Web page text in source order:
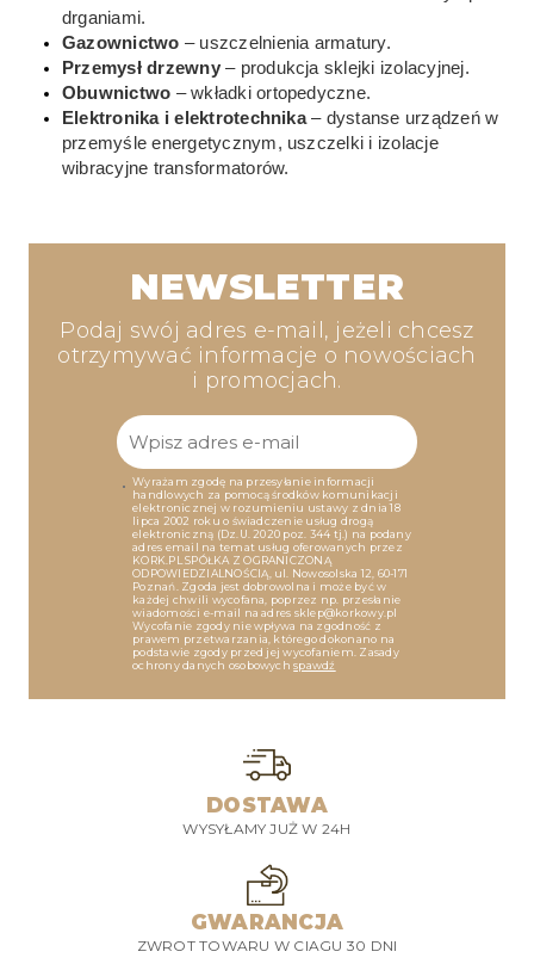
drganiami.
Gazownictwo – uszczelnienia armatury.
Przemysł drzewny– produkcja sklejki izolacyjnej.
Obuwnictwo – wkładki ortopedyczne.
Elektronika i elektrotechnika– dystanse urządzeń w
przemyśle energetycznym, uszczelki i izolacje
wibracyjne transformatorów.
NEWSLETTER
Podaj swój adres e-mail, jeżeli chcesz
otrzymywać informacje o nowościach
i promocjach.
Wyrażam zgodę na przesyłanie informacji
handlowych za pomocą środków komunikacji
elektronicznej w rozumieniu ustawy z dnia 18
lipca 2002 roku o świadczenie usług drogą
elektroniczną (Dz.U. 2020 poz. 344 tj.) na podany
adres email na temat usług oferowanych przez
KORK.PL SPÓŁKA Z OGRANICZONĄ
ODPOWIEDZIALNOŚCIĄ, ul. Nowosolska 12, 60-171
Poznań. Zgoda jest dobrowolna i może być w
każdej chwili wycofana, poprzez np. przesłanie
wiadomości e-mail na adres sklep@korkowy.pl
Wycofanie zgody nie wpływa na zgodność z
prawem przetwarzania, którego dokonano na
podstawie zgody przed jej wycofaniem. Zasady
ochrony danych osobowychspawdź
DOSTAWA
WYSYŁAMY JUŻ W 24H
GWARANCJA
ZWROT TOWARU W CIAGU 30 DNI